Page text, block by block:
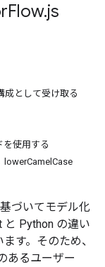
Flow.js
成として受け取る
を使用する
lowerCamelCase
づいてモデル化
と Python の違い
す。そのため、
あるユーザー